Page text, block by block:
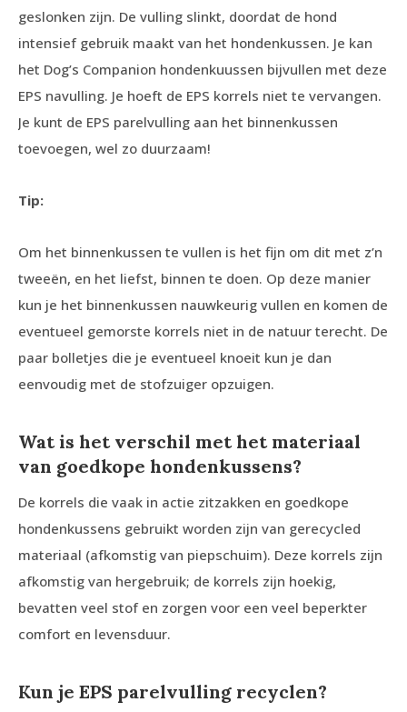
geslonken zijn. De vulling slinkt, doordat de hond
intensief gebruik maakt van het hondenkussen. Je kan
het Dog’s Companion hondenkuussen bijvullen met deze
EPS navulling. Je hoeft de EPS korrels niet te vervangen.
Je kunt de EPS parelvulling aan het binnenkussen
toevoegen, wel zo duurzaam!
Tip:
Om het binnenkussen te vullen is het fijn om dit met z’n
tweeën, en het liefst, binnen te doen. Op deze manier
kun je het binnenkussen nauwkeurig vullen en komen de
eventueel gemorste korrels niet in de natuur terecht. De
paar bolletjes die je eventueel knoeit kun je dan
eenvoudig met de stofzuiger opzuigen.
Wat is het verschil met het materiaal
van goedkope hondenkussens?
De korrels die vaak in actie zitzakken en goedkope
hondenkussens gebruikt worden zijn van gerecycled
materiaal (afkomstig van piepschuim). Deze korrels zijn
afkomstig van hergebruik; de korrels zijn hoekig,
bevatten veel stof en zorgen voor een veel beperkter
comfort en levensduur.
Kun je EPS parelvulling recyclen?